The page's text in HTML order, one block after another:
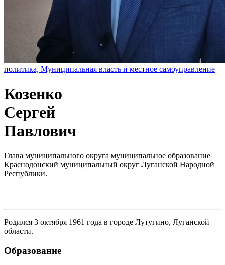
политика, Муниципальная власть и местное самоуправление
Козенко
Сергей
Павлович
Глава муниципального округа муниципальное образование
Краснодонский муниципальный округ Луганской Народной
Республики.
Родился 3 октября 1961 года в городе Лутугино, Луганской
области.
Образование